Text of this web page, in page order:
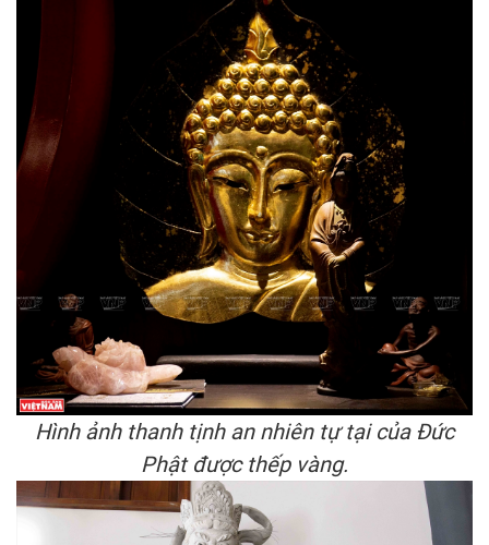
Hình ảnh thanh tịnh an nhiên tự tại của Đức
Phật được thếp vàng.